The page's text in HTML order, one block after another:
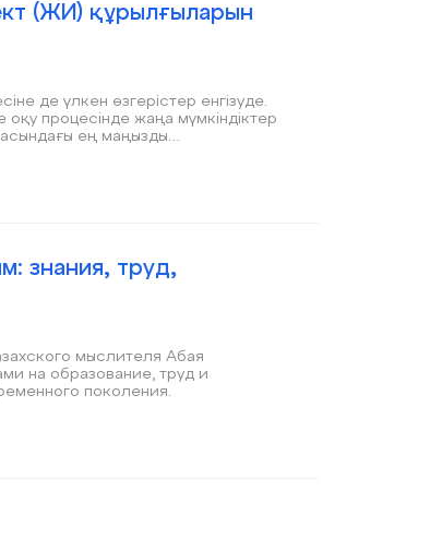
(ЖИ) құрылғыларын
де үлкен өзгерістер енгізуде.
процесінде жаңа мүмкіндіктер
ең маңызды
знания, труд,
мыслителя Абая
на образование, труд и
поколения.